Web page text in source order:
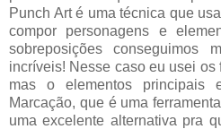
Punch Art é uma técnica que
compor personagens e
sobreposições conseguimos
incríveis! Nesse caso eu usei os
mas o elementos principais
Marcação, que é uma
uma excelente alternativa pra